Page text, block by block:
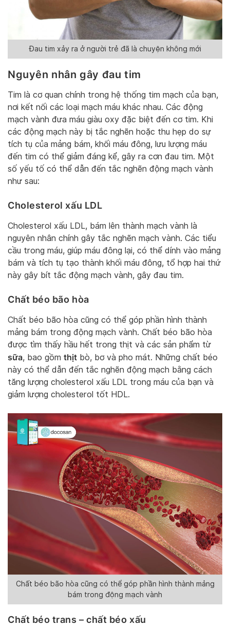
Đau tim xảy ra ở người trẻ đã là chuyện không mới
Nguyên nhân gây đau tim
Tim là cơ quan chính trong hệ thống tim mạch của bạn,
nơi kết nối các loại mạch máu khác nhau. Các động
mạch vành đưa máu giàu oxy đặc biệt đến cơ tim. Khi
các động mạch này bị tắc nghẽn hoặc thu hẹp do sự
tích tụ của mảng bám, khối máu đông, lưu lượng máu
đến tim có thể giảm đáng kể, gây ra cơn đau tim. Một
số yếu tố có thể dẫn đến tắc nghẽn động mạch vành
như sau:
Cholesterol xấu LDL
Cholesterol xấu LDL, bám lên thành mạch vành là
nguyên nhân chính gây tắc nghẽn mạch vành. Các tiểu
cầu trong máu, giúp máu đông lại, có thể dính vào mảng
bám và tích tụ tạo thành khối máu đông, tổ hợp hai thứ
này gây bít tắc động mạch vành, gây đau tim.
Chất béo bão hòa
Chất béo bão hòa cũng có thể góp phần hình thành
mảng bám trong động mạch vành. Chất béo bão hòa
được tìm thấy hầu hết trong thịt và các sản phẩm từ
sữa, bao gồm thịt bò, bơ và pho mát. Những chất béo
này có thể dẫn đến tắc nghẽn động mạch bằng cách
tăng lượng cholesterol xấu LDL trong máu của bạn và
giảm lượng cholesterol tốt HDL.
Chất béo bão hòa cũng có thể góp phần hình thành mảng
bám trong động mạch vành
Chất béo trans – chất béo xấu